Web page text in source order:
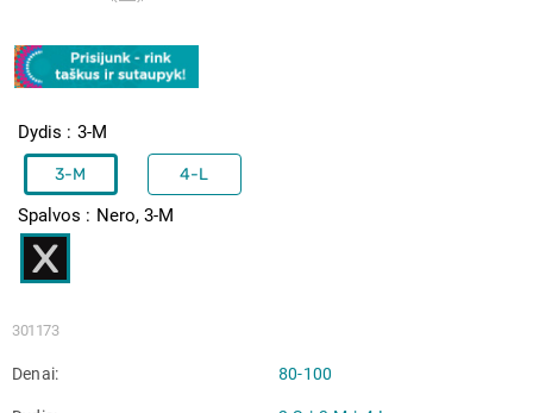
301173
Dydis 3-M
3-M 4-L
Spalvos Nero, 3-M
Denai 80-100